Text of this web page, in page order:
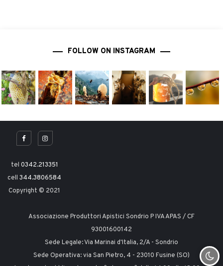
FOLLOW ON INSTAGRAM
tel 0342.213351
cell 344.3806584
Copyright © 2021
Associazione Produttori Apistici Sondrio P IVA APAS / CF
93001600142
Sede Legale: Via Marinai d'Italia, 2/A - Sondrio
Sede Operativa: via San Pietro, 4 - 23010 Fusine (SO)